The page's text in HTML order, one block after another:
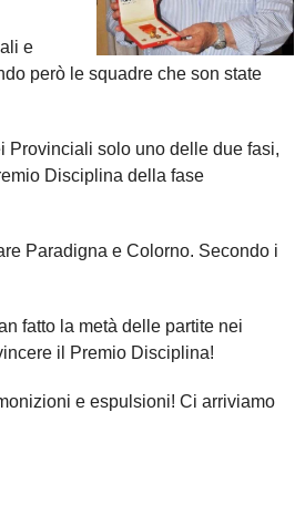
e
però le squadre che son state
Provinciali solo uno delle due fasi,
Disciplina della fase
Paradigna e Colorno. Secondo i
fatto la metà delle partite nei
il Premio Disciplina!
e espulsioni! Ci arriviamo